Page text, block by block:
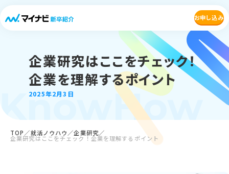
お申し込み
企業研究はここをチェック！
企業を理解するポイント
2025年2月3日
TOP 就活ノウハウ 企業研究
企業研究はここをチェック！企業を理解するポイント